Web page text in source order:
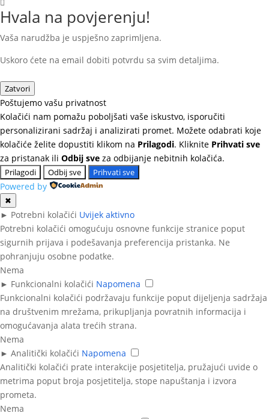
Hvala na povjerenju!
Vaša narudžba je uspješno zaprimljena.
Uskoro ćete na email dobiti potvrdu sa svim detaljima.
Zatvori
Poštujemo vašu privatnost
Kolačići nam pomažu poboljšati vaše iskustvo, isporučiti
personalizirani sadržaj i analizirati promet. Možete odabrati koje
kolačiće želite dopustiti klikom na Prilagodi. Kliknite Prihvati sve
za pristanak ili Odbij sve za odbijanje nebitnih kolačića.
Prilagodi Odbij sve Prihvati sve
Powered by
✖
► Potrebni kolačići Uvijek aktivno
Potrebni kolačići omogućuju osnovne funkcije stranice poput
sigurnih prijava i podešavanja preferencija pristanka. Ne
pohranjuju osobne podatke.
Nema
► Funkcionalni kolačići Napomena
Funkcionalni kolačići podržavaju funkcije poput dijeljenja sadržaja
na društvenim mrežama, prikupljanja povratnih informacija i
omogućavanja alata trećih strana.
Nema
► Analitički kolačići Napomena
Analitički kolačići prate interakcije posjetitelja, pružajući uvide o
metrima poput broja posjetitelja, stope napuštanja i izvora
prometa.
Nema